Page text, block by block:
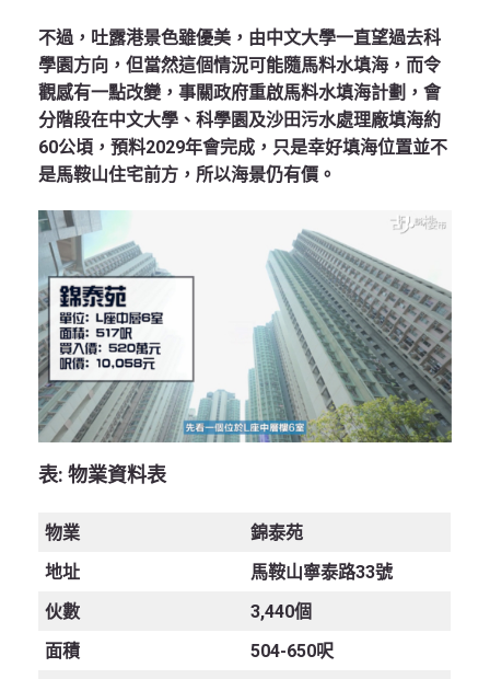
不過，吐露港景色雖優美，由中文大學一直望過去科
學園方向，但當然這個情況可能隨馬料水填海，而令
觀感有一點改變，事關政府重啟馬料水填海計劃，會
分階段在中文大學、科學園及沙田污水處理廠填海約
60公頃，預料2029年會完成，只是幸好填海位置並不
是馬鞍山住宅前方，所以海景仍有價。
表: 物業資料表
物業
錦泰苑
地址
馬鞍山寧泰路33號
伙數
3,440個
面積
504-650呎